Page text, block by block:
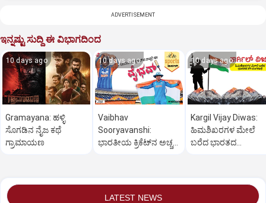
ADVERTISEMENT
ಇನ್ನಷ್ಟು ಸುದ್ದಿ ಈ ವಿಭಾಗದಿಂದ
10 days ago
Gramayana: ಹಳ್ಳಿ
ಸೊಗಡಿನ ನೈಜ ಕಥೆ
ಗ್ರಾಮಾಯಣ
10 days ago
Vaibhav
Sooryavanshi:
ಭಾರತೀಯ ಕ್ರಿಕೆಟ್‌ನ ಅಚ್ಚರಿ
10 days ago
Kargil Vijay Diwas:
ಹಿಮಶಿಖರಗಳ ಮೇಲೆ
ಬರೆದ ಭಾರತದ
LATEST NEWS